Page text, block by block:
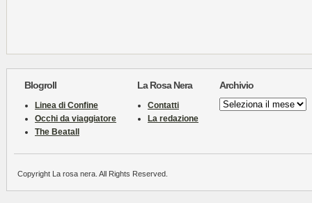
Blogroll
Linea di Confine
Occhi da viaggiatore
The Beatall
La Rosa Nera
Contatti
La redazione
Archivio
Archivio
Copyright La rosa nera. All Rights Reserved.